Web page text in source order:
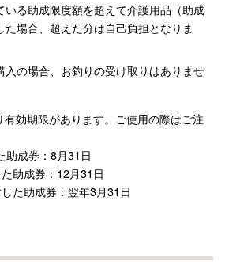
いる助成限度額を超えて介護用品（助成
場合、超えた分は自己負担となりま
入の場合、お釣りの受け取りはありませ
効期限があります。ご使用の際はご注
成券：8月31日
助成券：12月31日
た助成券：翌年3月31日